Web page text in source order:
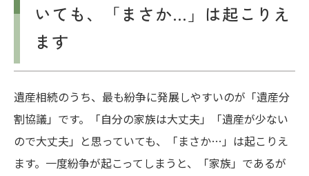
いても、「まさか…」は起こりえ
ます
遺産相続のうち、最も紛争に発展しやすいのが「遺産分
割協議」です。「自分の家族は大丈夫」「遺産が少ない
ので大丈夫」と思っていても、「まさか…」は起こりえ
ます。一度紛争が起こってしまうと、「家族」であるが